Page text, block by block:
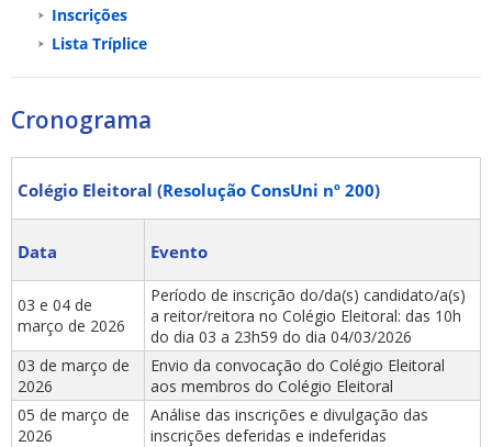
Inscrições
Lista Tríplice
Cronograma
Colégio Eleitoral (Resolução ConsUni nº 200)
Data Evento
03 e 04 de
março de 2026
Período de inscrição do/da(s) candidato/a(s)
a reitor/reitora no Colégio Eleitoral: das 10h
do dia 03 a 23h59 do dia 04/03/2026
03 de março de
2026
Envio da convocação do Colégio Eleitoral
aos membros do Colégio Eleitoral
05 de março de
2026
Análise das inscrições e divulgação das
inscrições deferidas e indeferidas